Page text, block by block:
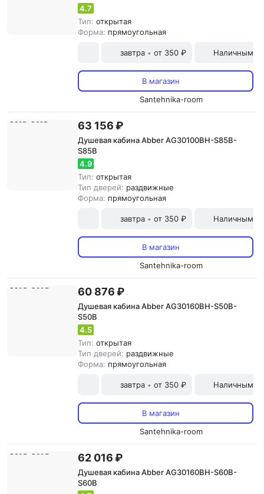
4.7
Тип: открытая
Форма: прямоугольная
завтра • от 350 ₽ Наличными
В магазин
Santehnika-room
63 156 ₽
Душевая кабина Abber AG30100BH-S85B-
S85B
4.9
Тип: открытая
Тип дверей: раздвижные
Форма: прямоугольная
завтра • от 350 ₽ Наличными
В магазин
Santehnika-room
60 876 ₽
Душевая кабина Abber AG30160BH-S50B-
S50B
4.5
Тип: открытая
Тип дверей: раздвижные
Форма: прямоугольная
завтра • от 350 ₽ Наличными
В магазин
Santehnika-room
62 016 ₽
Душевая кабина Abber AG30160BH-S60B-
S60B